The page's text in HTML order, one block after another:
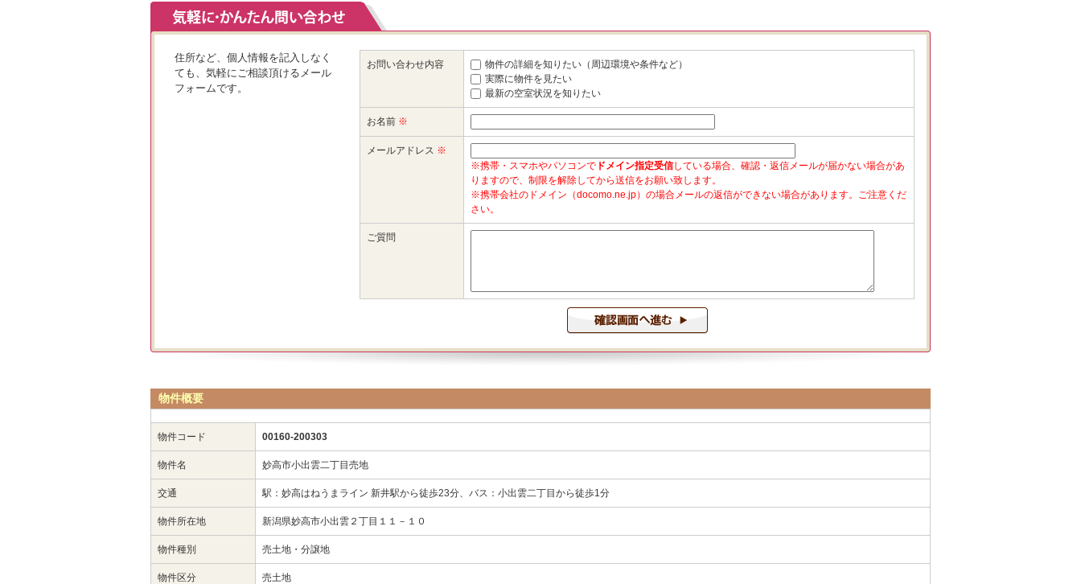
物件概要
物件コード 00160-200303
物件名 妙高市小出雲二丁目売地
交通 駅：妙高はねうまライン 新井駅から徒歩23分、バス：小出雲二丁目から徒歩1分
物件所在地 新潟県妙高市小出雲２丁目１１－１０
物件種別 売土地・分譲地
物件区分 売土地